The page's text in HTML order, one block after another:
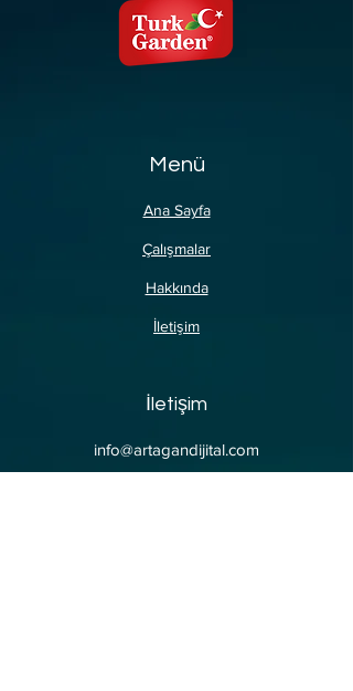
Menü
Ana Sayfa
Çalışmalar
Hakkında
İletişim
İletişim
info@artagandijital.com